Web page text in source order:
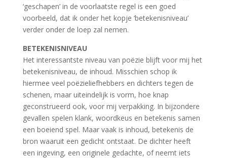
‘geschapen’ in de voorlaatste regel is een goed
voorbeeld, dat ik onder het kopje ‘betekenisniveau’
verder onder de loep zal nemen.
BETEKENISNIVEAU
Het interessantste niveau van poëzie blijft voor mij het
betekenisniveau, de inhoud. Misschien schop ik
hiermee veel poëzieliefhebbers en dichters tegen de
schenen, maar uiteindelijk is vorm, hoe knap
geconstrueerd ook, voor mij verpakking. In bijzondere
gevallen spelen klank, woordkeus en betekenis samen
een boeiend spel. Maar vaak is inhoud, betekenis de
bron waaruit een gedicht ontstaat. De dichter heeft
een ingeving, een originele gedachte, of neemt iets